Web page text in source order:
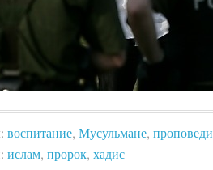
воспитание, Мусульмане, проповеди
ислам, пророк, хадис